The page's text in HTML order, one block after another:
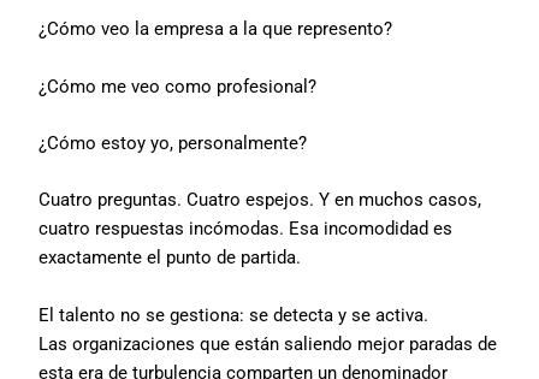
¿Cómo veo la empresa a la que represento?
¿Cómo me veo como profesional?
¿Cómo estoy yo, personalmente?
Cuatro preguntas. Cuatro espejos. Y en muchos casos,
cuatro respuestas incómodas. Esa incomodidad es
exactamente el punto de partida.
El talento no se gestiona: se detecta y se activa.
Las organizaciones que están saliendo mejor paradas de
esta era de turbulencia comparten un denominador